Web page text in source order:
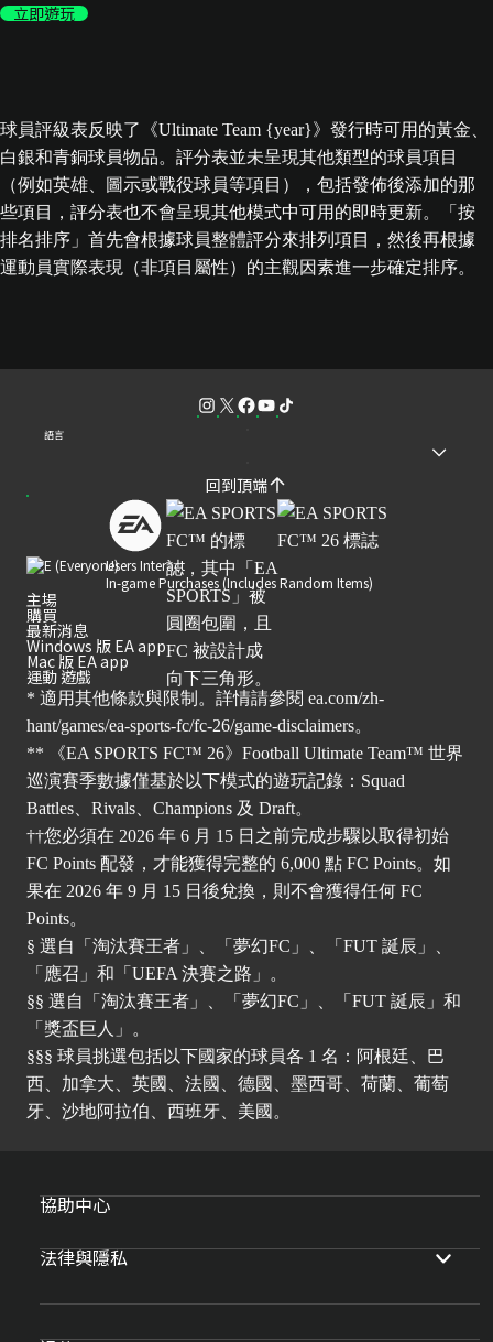
立即遊玩
球員評級表反映了《Ultimate Team {year}》發行時可用的黃金、
白銀和青銅球員物品。評分表並未呈現其他類型的球員項目
（例如英雄、圖示或戰役球員等項目），包括發佈後添加的那
些項目，評分表也不會呈現其他模式中可用的即時更新。「按
排名排序」首先會根據球員整體評分來排列項目，然後再根據
運動員實際表現（非項目屬性）的主觀因素進一步確定排序。
語言
回到頂端
Users Interact
In-game Purchases (Includes Random Items)
主場
購買
最新消息
Windows 版 EA app
Mac 版 EA app
運動 遊戲
* 適用其他條款與限制。詳情請參閱 ea.com/zh-
hant/games/ea-sports-fc/fc-26/game-disclaimers。
** 《EA SPORTS FC™ 26》Football Ultimate Team™ 世界
巡演賽季數據僅基於以下模式的遊玩記錄：Squad
Battles、Rivals、Champions 及 Draft。
††您必須在 2026 年 6 月 15 日之前完成步驟以取得初始
FC Points 配發，才能獲得完整的 6,000 點 FC Points。如
果在 2026 年 9 月 15 日後兌換，則不會獲得任何 FC
Points。
§ 選自「淘汰賽王者」、「夢幻FC」、「FUT 誕辰」、
「應召」和「UEFA 決賽之路」。
§§ 選自「淘汰賽王者」、「夢幻FC」、「FUT 誕辰」和
「獎盃巨人」。
§§§ 球員挑選包括以下國家的球員各 1 名：阿根廷、巴
西、加拿大、英國、法國、德國、墨西哥、荷蘭、葡萄
牙、沙地阿拉伯、西班牙、美國。
協助中心
法律與隱私